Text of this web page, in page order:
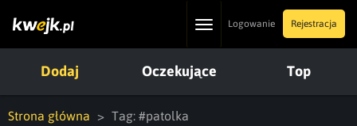
ToggleLogowanie Rejestracja
Dodaj Oczekujące Top
Strona główna Tag: #patolka